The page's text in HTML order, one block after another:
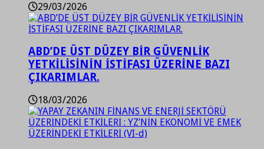
29/03/2026
ABD’DE ÜST DÜZEY BİR GÜVENLİK
YETKİLİSİNİN İSTİFASI ÜZERİNE BAZI
ÇIKARIMLAR.
18/03/2026